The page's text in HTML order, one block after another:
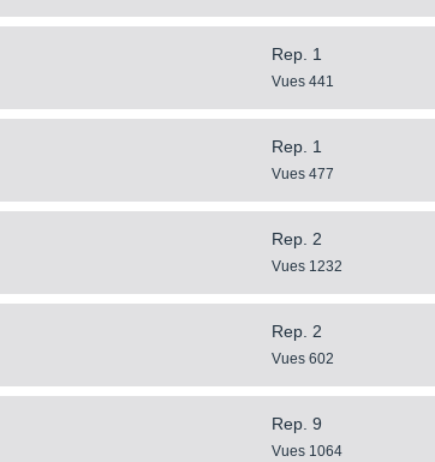
Rep. 1
Vues 441
Rep. 1
Vues 477
Rep. 2
Vues 1232
Rep. 2
Vues 602
Rep. 9
Vues 1064